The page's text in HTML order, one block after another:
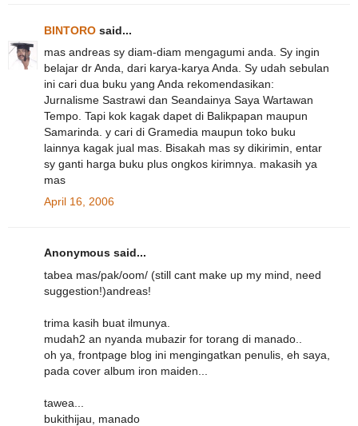
BINTORO said...
mas andreas sy diam-diam mengagumi anda. Sy ingin
belajar dr Anda, dari karya-karya Anda. Sy udah sebulan
ini cari dua buku yang Anda rekomendasikan:
Jurnalisme Sastrawi dan Seandainya Saya Wartawan
Tempo. Tapi kok kagak dapet di Balikpapan maupun
Samarinda. y cari di Gramedia maupun toko buku
lainnya kagak jual mas. Bisakah mas sy dikirimin, entar
sy ganti harga buku plus ongkos kirimnya. makasih ya
mas
April 16, 2006
Anonymous said...
tabea mas/pak/oom/ (still cant make up my mind, need
suggestion!)andreas!
trima kasih buat ilmunya.
mudah2 an nyanda mubazir for torang di manado..
oh ya, frontpage blog ini mengingatkan penulis, eh saya,
pada cover album iron maiden...
tawea...
bukithijau, manado